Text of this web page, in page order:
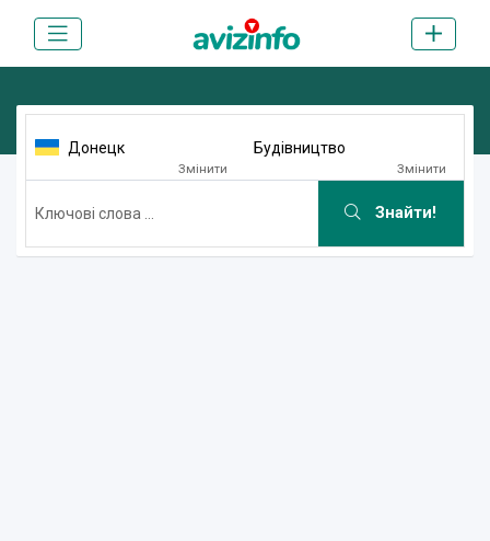
Донецк
Змінити
Будівництво
Змінити
Знайти!